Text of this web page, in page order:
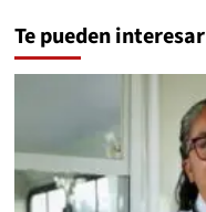
Te pueden interesar